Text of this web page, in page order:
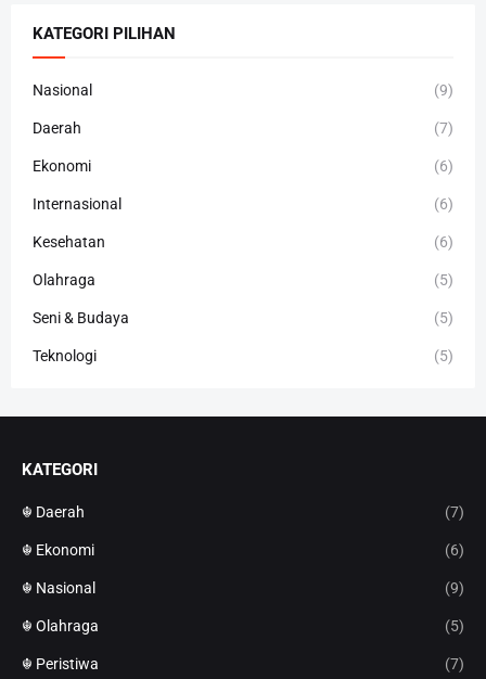
KATEGORI PILIHAN
Nasional (9)
Daerah (7)
Ekonomi (6)
Internasional (6)
Kesehatan (6)
Olahraga (5)
Seni & Budaya (5)
Teknologi (5)
KATEGORI
☬ Daerah (7)
☬ Ekonomi (6)
☬ Nasional (9)
☬ Olahraga (5)
☬ Peristiwa (7)